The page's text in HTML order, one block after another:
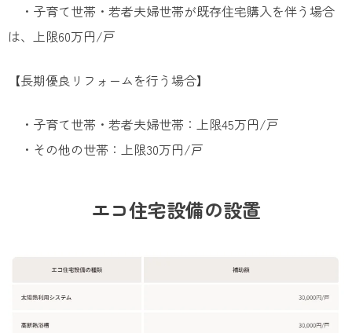
・子育て世帯・若者夫婦世帯が既存住宅購入を伴う場合
は、上限60万円/戸
【長期優良リフォームを行う場合】
・子育て世帯・若者夫婦世帯：上限45万円/戸
・その他の世帯：上限30万円/戸
エコ住宅設備の設置